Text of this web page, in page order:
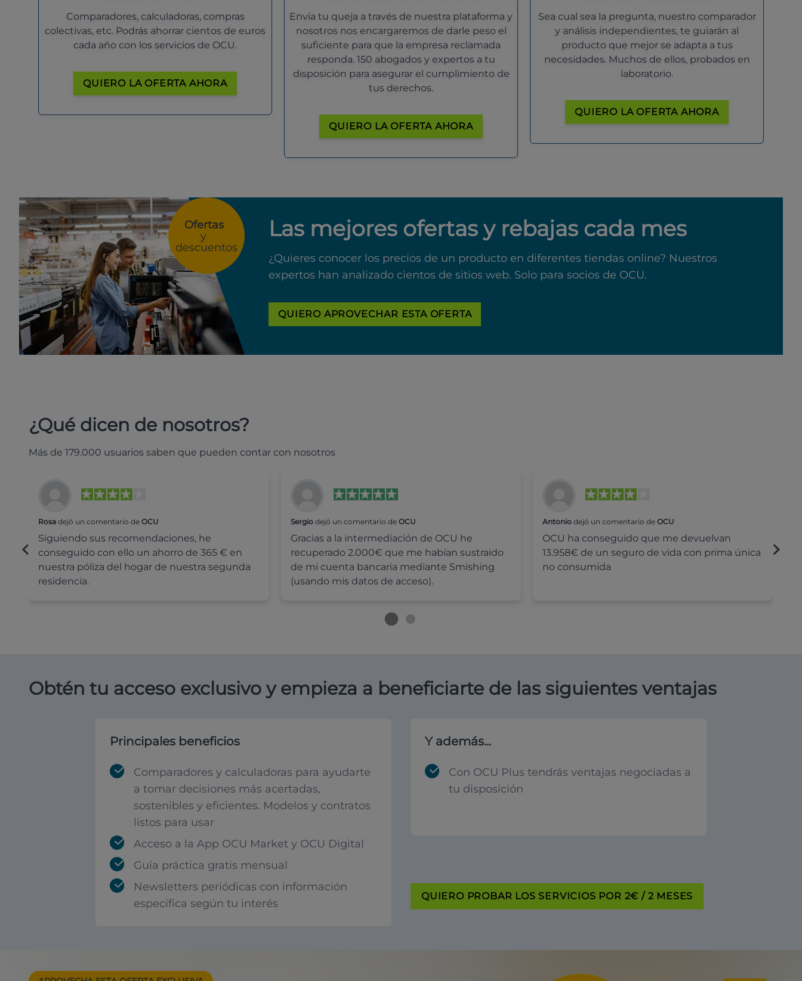
Comparadores, calculadoras, compras
colectivas, etc. Podrás ahorrar cientos de euros
cada año con los servicios de OCU.
QUIERO LA OFERTA AHORA
Envía tu queja a través de nuestra plataforma y
nosotros nos encargaremos de darle peso el
suficiente para que la empresa reclamada
responda. 150 abogados y expertos a tu
disposición para asegurar el cumplimiento de
tus derechos.
QUIERO LA OFERTA AHORA
Sea cual sea la pregunta, nuestro comparador
y análisis independientes, te guiarán al
producto que mejor se adapta a tus
necesidades. Muchos de ellos, probados en
laboratorio.
QUIERO LA OFERTA AHORA
Ofertas
y
descuentos
Las mejores ofertas y rebajas cada mes
¿Quieres conocer los precios de un producto en diferentes tiendas online? Nuestros
expertos han analizado cientos de sitios web. Solo para socios de OCU.
QUIERO APROVECHAR ESTA OFERTA
¿Qué dicen de nosotros?
Más de 179.000 usuarios saben que pueden contar con nosotros
Rosa dejó un comentario de OCU
Siguiendo sus recomendaciones, he
conseguido con ello un ahorro de 365 € en
nuestra póliza del hogar de nuestra segunda
residencia.
Sergiodejó un comentario de OCU
Gracias a la intermediación de OCU he
recuperado 2.000€ que me habían sustraido
de mi cuenta bancaria mediante Smishing
(usando mis datos de acceso).
Antonio dejó un comentario deOCU
OCU ha conseguido que me devuelvan
13.958€ de un seguro de vida con prima única
no consumida
Obtén tu acceso exclusivo y empieza a beneficiarte de las siguientes ventajas
Principales beneficios
Comparadores y calculadoras para ayudarte
a tomar decisiones más acertadas,
sostenibles y eficientes. Modelos y contratos
listos para usar
Acceso a la App OCU Market y OCU Digital
Guía práctica gratis mensual
Newsletters periódicas con información
específica según tu interés
Y además...
Con OCU Plus tendrás ventajas negociadas a
tu disposición
QUIERO PROBAR LOS SERVICIOS POR 2€ / 2 MESES